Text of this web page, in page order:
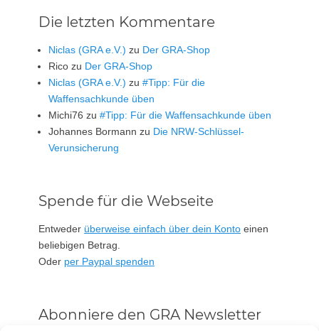
Die letzten Kommentare
Niclas (GRA e.V.) zu Der GRA-Shop
Rico zu Der GRA-Shop
Niclas (GRA e.V.) zu #Tipp: Für die
Waffensachkunde üben
Michi76 zu #Tipp: Für die Waffensachkunde üben
Johannes Bormann zu Die NRW-Schlüssel-
Verunsicherung
Spende für die Webseite
Entweder überweise einfach über dein Konto einen
beliebigen Betrag.
Oder per Paypal spenden
Abonniere den GRA Newsletter